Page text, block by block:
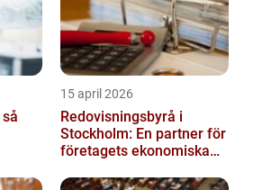
15 april 2026
Redovisningsbyrå i
Stockholm: En partner för
företagets ekonomiska